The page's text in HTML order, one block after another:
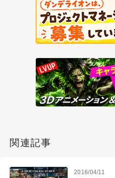
関連記事
2016/04/11